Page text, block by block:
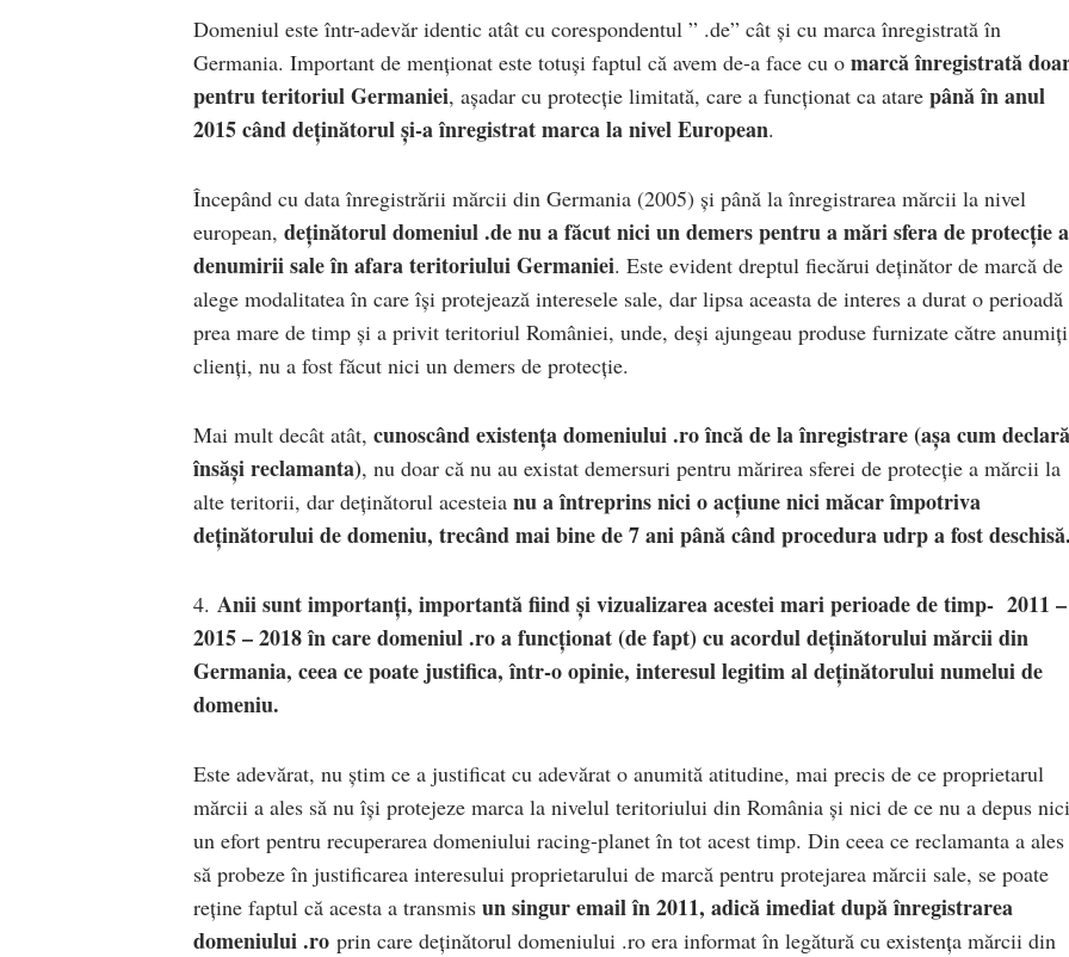
Domeniul este într-adevăr identic atât cu corespondentul ” .de” cât și cu marca înregistrată în
Germania. Important de menționat este totuși faptul că avem de-a face cu o marcă înregistrată
pentru teritoriul Germaniei, așadar cu protecție limitată, care a funcționat ca atare până în anul
2015 când deținătorul și-a înregistrat marca la nivel European.
Începând cu data înregistrării mărcii din Germania (2005) și până la înregistrarea mărcii la nivel
european, deținătorul domeniul .de nu a făcut nici un demers pentru a mări sfera de protecție a
denumirii sale în afara teritoriului Germaniei. Este evident dreptul fiecărui deținător de marcă de
alege modalitatea în care își protejează interesele sale, dar lipsa aceasta de interes a durat o perioadă
prea mare de timp și a privit teritoriul României, unde, deși ajungeau produse furnizate către anumiți
clienți, nu a fost făcut nici un demers de protecție.
Mai mult decât atât, cunoscând existența domeniului .ro încă de la înregistrare (așa cum declară
însăși reclamanta), nu doar că nu au existat demersuri pentru mărirea sferei de protecție a mărcii la
alte teritorii, dar deținătorul acesteia nu a întreprins nici o acțiune nici măcar împotriva
deținătorului de domeniu, trecând mai bine de 7 ani până când procedura udrp a fost
4. Anii sunt importanți, importantă fiind și vizualizarea acestei mari perioade de timp- 2011 –
2015 – 2018 în care domeniul .ro a funcționat (de fapt) cu acordul deținătorului mărcii din
Germania, ceea ce poate justifica, într-o opinie, interesul legitim al deținătorului numelui de
domeniu.
Este adevărat, nu știm ce a justificat cu adevărat o anumită atitudine, mai precis de ce proprietarul
mărcii a ales să nu își protejeze marca la nivelul teritoriului din România și nici de ce nu a depus nici
un efort pentru recuperarea domeniului racing-planet în tot acest timp. Din ceea ce reclamanta a ales
să probeze în justificarea interesului proprietarului de marcă pentru protejarea mărcii sale, se poate
reține faptul că acesta a transmis un singur email în 2011, adică imediat după înregistrarea
domeniului .ro prin care deținătorul domeniului .ro era informat în legătură cu existența mărcii din